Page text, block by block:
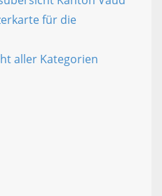
für die
aller Kategorien